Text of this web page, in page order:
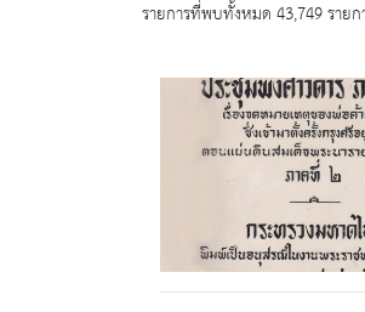
รายการที่พบทั้งหมด 43,749 รายก